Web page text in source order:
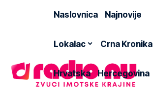
Naslovnica Najnovije
Lokalac Crna Kronika
Hrvatska Hercegovina